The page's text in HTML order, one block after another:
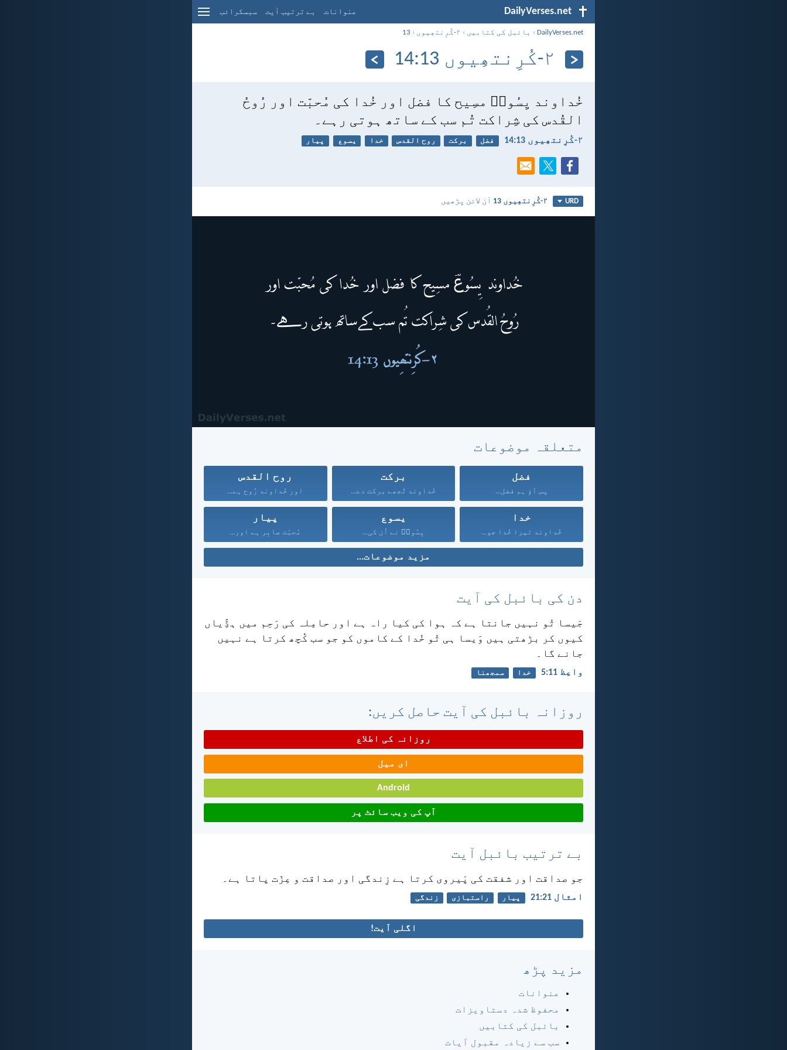
DailyVerses.net عنوانات بے ترتیب آیت سبسکرائب
DailyVerses.net
› بائبل کی کتابیں › ۲-کُرِنتھِیوں ›
13
۲-کُرِنتھِیوں 13:‏14
خُداوند یِسُوعؔ مسِیح کا فضل اور خُدا کی مُحبّت اور رُوحُ
القُدس کی شِراکت تُم سب کے ساتھ ہوتی رہے۔
۲-کُرِنتھِیوں 13:‏14 فضل برکت روح القدس خدا یسوع پیار
URD ۲-کُرِنتھِیوں 13 آن لائن پڑھیں
متعلقہ موضوعات
فضل
پس آؤ ہم فضل...
برکت
خُداوند تُجھے برکت دے...
روح القدس
اور خُداوند رُوح ہے...
خدا
خُداوند تیرا خُدا جو...
یسوع
یِسُوعؔ نے اُن کی...
پیار
مُحبّت صابِر ہے اور...
مزید موضوعات...
دن کی بائبل کی آیت
جَیسا تُو نہیں جانتا ہے کہ ہوا کی کیا راہ ہے اور حامِلہ کی رَحِم میں ہڈِّیاں
کیوں کر بڑھتی ہیں وَیسا ہی تُو خُدا کے کاموں کو جو سب کُچھ کرتا ہے نہیں
جانے گا۔
واعِظ 11:‏5 خدا سمجھنا
روزانہ بائبل کی آیت حاصل کریں:
روزانہ کی اطلاع
ای میل
Android
آپ کی ویب سائٹ پر
بے ترتیب بائبل آیت
جو صداقت اور شفقت کی پَیروی کرتا ہے زِندگی اور صداقت و عِزّت پاتا ہے۔
امثال 21:‏21 پیار راستبازی زندگی
اگلی آیت!
مزید پڑھ
عنوانات
محفوظ شدہ دستاویزات
بائبل کی کتابیں
سب سے زیادہ مقبول آیات